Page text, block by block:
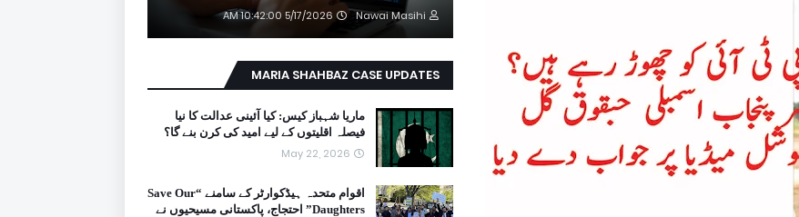
Nawai Masihi
5/17/2026 10:42:00 AM
MARIA SHAHBAZ CASE UPDATES
ماریا شہباز کیس: کیا آئینی عدالت کا نیا
فیصلہ اقلیتوں کے لیے امید کی کرن بنے گا؟
May 22, 2026
اقوام متحدہ ہیڈکوارٹر کے سامنے “Save Our
Daughters” احتجاج، پاکستانی مسیحیوں نے